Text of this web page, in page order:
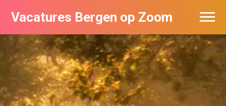
Vacatures Bergen op Zoom
Vacatures per bedrijf
De populairste vacatures in Bergen op
Zoom